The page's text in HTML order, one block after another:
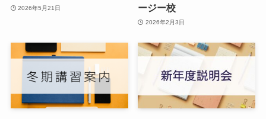
2026年5月21日
ージー校
2026年2月3日